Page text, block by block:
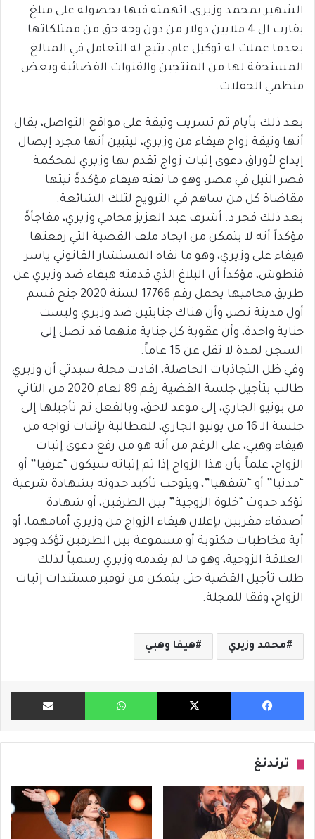
الشهير بمحمد وزيرى، اتهمته فيها بحصوله على مبلغ
يقارب ال 4 ملايين دولار من دون وجه حق من ممتلكاتها
بعدما عملت له توكيل عام، يتيح له التعامل في المبالغ
المستحقة لها من المنتجين والقنوات الفضائية وبعض
منظمي الحفلات.
بعد ذلك بأيام تم تسريب وثيقة على مواقع التواصل، يقال
أنها وثيقة زواج هيفاء من وزيري، ليتبين أنها مجرد إيصال
إيداع لأوراق دعوى إثبات زواج تقدم بها وزيري لمحكمة
قصر النيل في مصر، وهو ما نفته هيفاء مؤكدةً نيتها
مقاضاة كل من ساهم في الترويج لتلك الشائعة.
بعد ذلك فجر د. أشرف عبد العزيز محامي وزيري، مفاجأةً
مؤكداً أنه لا يتمكن من ايجاد ملف القضية التي رفعتها
هيفاء على وزيري، وهو ما نفاه المستشار القانوني ياسر
قنطوش، مؤكداً أن البلاغ الذي قدمته هيفاء ضد وزيري عن
طريق محاميها يحمل رقم 17766 لسنة 2020 جنح قسم
أول مدينة نصر، وأن هناك جنايتين ضد وزيري وليست
جناية واحدة، وأن عقوبة كل جناية منهما قد تصل إلى
السجن لمدة لا تقل عن 15 عاماً.
وفي ظل التجاذبات الحاصلة، افادت مجلة سيدتي أن وزيري
طالب بتأجيل جلسة القضية رقم 89 لعام 2020 من الثاني
من يونيو الجاري، إلى موعد لاحق، وبالفعل تم تأجيلها إلى
جلسة الـ 16 من يونيو الجاري، للمطالبة بإثبات زواجه من
هيفاء وهبي، على الرغم من أنه هو من رفع دعوى إثبات
الزواج، علماً بأن هذا الزواج إذا تم إثباته سيكون “عرفيا” أو
“مدنيا” أو “شفهيا”، ويتوجب تأكيد حدوثه بشهادة شرعية
تؤكد حدوث “خلوة الزوجية” بين الطرفين، أو شهادة
أصدقاء مقربين بإعلان هيفاء الزواج من وزيري أمامهما، أو
أية مخاطبات مكتوبة أو مسموعة بين الطرفين تؤكد وجود
العلاقة الزوجية، وهو ما لم يقدمه وزيري رسمياً لذلك
طلب تأجيل القضية حتى يتمكن من توفير مستندات إثبات
الزواج، وفقا للمجلة.
محمد وزيري هيفا وهبي
فيسبوك X واتساب مشاركة
ترندنغ